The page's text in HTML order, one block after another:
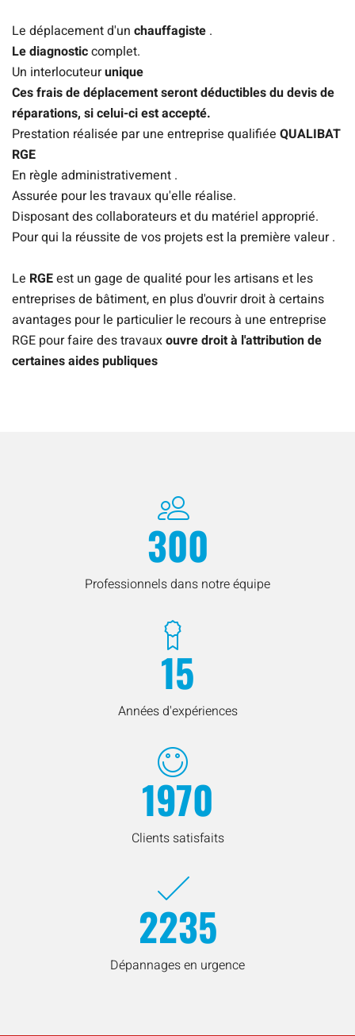
Le déplacement d'un chauffagiste .
Le diagnosticcomplet.
Un interlocuteurunique
Ces frais de déplacement seront déductibles du devis de
réparations, si celui-ci est accepté.
Prestation réalisée par une entreprise qualifiée QUALIBAT
RGE
En règle administrativement .
Assurée pour les travaux qu'elle réalise.
Disposant des collaborateurs et du matériel approprié.
Pour qui la réussite de vos projets est la première valeur .
Le RGEest un gage de qualité pour les artisans et les
entreprises de bâtiment, en plus d'ouvrir droit à certains
avantages pour le particulier le recours à une entreprise
RGE pour faire des travauxouvre droit à l'attribution de
certaines aides publiques
300
Professionnels dans notre équipe
15
Années d'expériences
1970
Clients satisfaits
2235
Dépannages en urgence